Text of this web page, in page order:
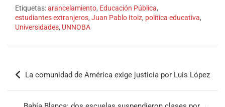
Etiquetas:arancelamiento, Educación Pública,
estudiantes extranjeros, Juan Pablo Itoiz, política educativa,
Universidades, UNNOBA
La comunidad de América exige justicia por Luis López